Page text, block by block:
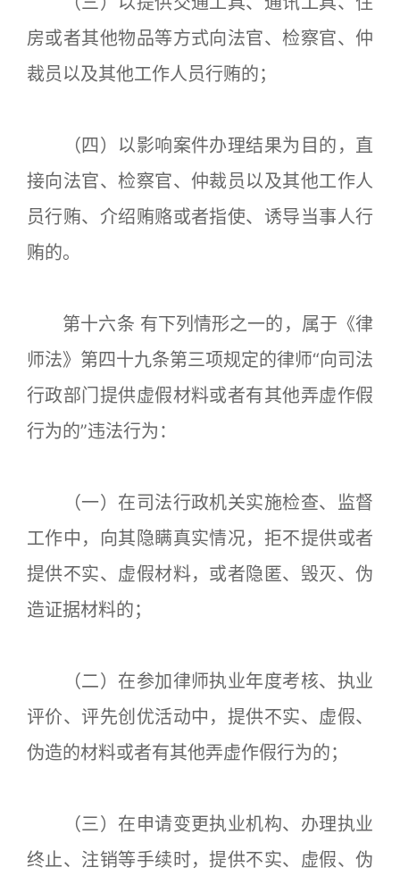
房或者其他物品等方式向法官、检察官、仲
裁员以及其他工作人员行贿的；
（四）以影响案件办理结果为目的，直
接向法官、检察官、仲裁员以及其他工作人
员行贿、介绍贿赂或者指使、诱导当事人行
贿的。
第十六条 有下列情形之一的，属于《律
师法》第四十九条第三项规定的律师“向司法
行政部门提供虚假材料或者有其他弄虚作假
行为的”违法行为：
（一）在司法行政机关实施检查、监督
工作中，向其隐瞒真实情况，拒不提供或者
提供不实、虚假材料，或者隐匿、毁灭、伪
造证据材料的；
（二）在参加律师执业年度考核、执业
评价、评先创优活动中，提供不实、虚假、
伪造的材料或者有其他弄虚作假行为的；
（三）在申请变更执业机构、办理执业
终止、注销等手续时，提供不实、虚假、伪